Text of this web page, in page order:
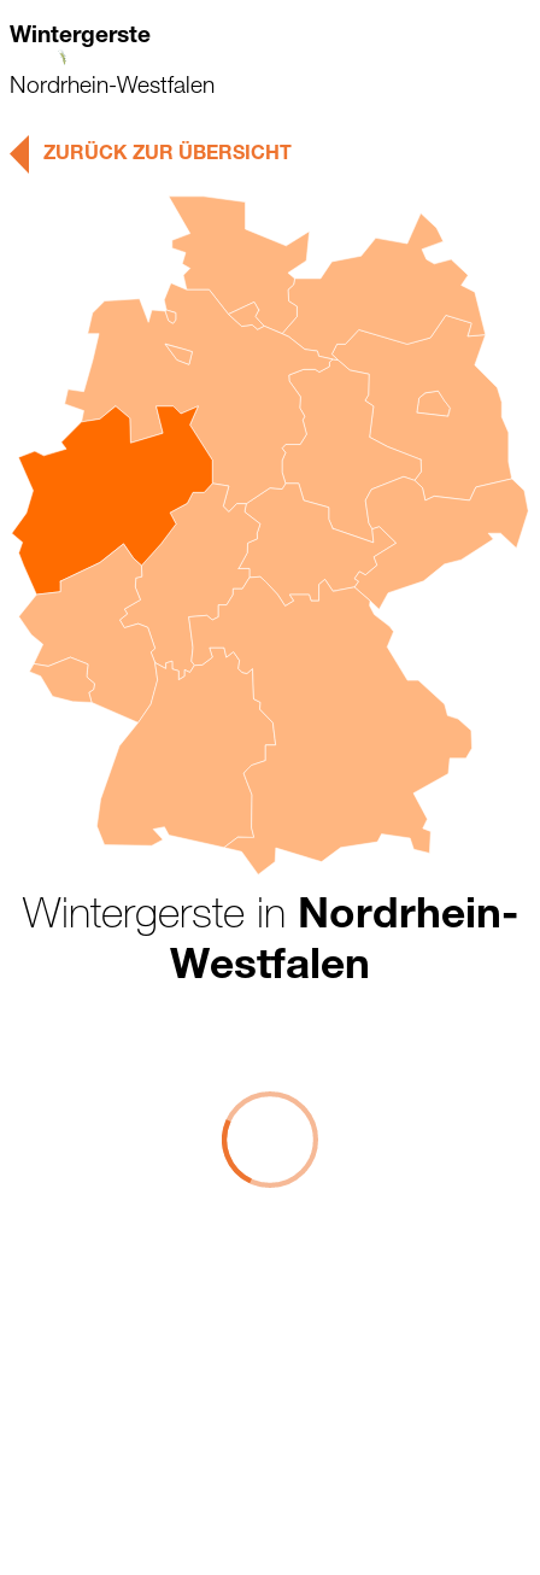
Wintergerste
Nordrhein-Westfalen
ZURÜCK ZUR ÜBERSICHT
Wintergerste in Nordrhein-
Westfalen